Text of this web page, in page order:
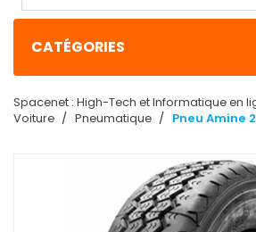
CATÉGORIES
Spacenet : High-Tech et Informatique en
Voiture
Pneumatique Pneu Amine